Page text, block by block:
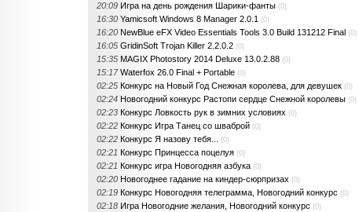
20:09 Игра на день рождения Шарики-фанты (0)
16:30 Yamicsoft Windows 8 Manager 2.0.1 (0)
16:20 NewBlue eFX Video Essentials Tools 3.0 Build 131212 Final (0)
16:05 GridinSoft Trojan Killer 2.2.0.2 (0)
15:35 MAGIX Photostory 2014 Deluxe 13.0.2.88 (0)
15:17 Waterfox 26.0 Final + Portable (0)
02:25 Конкурс на Новый Год Снежная королева, для девушек (0)
02:24 Новогодний конкурс Растопи сердце Снежной королевы (0)
02:23 Конкурс Ловкость рук в зимних условиях (0)
02:22 Конкурс Игра Танец со шваброй (0)
02:22 Конкурс Я назову тебя... (0)
02:21 Конкурс Принцесса поцелуя (0)
02:21 Конкурс игра Новогодняя азбука (0)
02:20 Новогоднее гадание на киндер-сюрпризах (0)
02:19 Конкурс Новогодняя телеграмма, Новогодний конкурс (0)
02:18 Игра Новогодние желания, Новогодний конкурс (0)